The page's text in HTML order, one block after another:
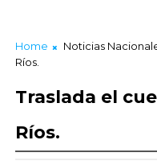
Home Noticias
Ríos.
Traslada el
Ríos.